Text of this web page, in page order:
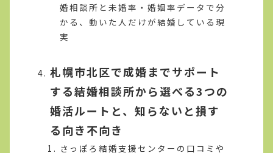
婚相談所と未婚率・婚姻率データで分
かる、動いた人だけが結婚している現
実
札幌市北区で成婚までサポート
する結婚相談所から選べる3つの
婚活ルートと、知らないと損す
る向き不向き
さっぽろ結婚支援センターの口コミや